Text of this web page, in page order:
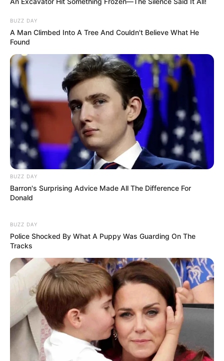
BUZZ DAY
A Man Climbed Into A Tree And Couldn't Believe What He
Found
BUZZ DAY
Barron's Surprising Advice Made All The Difference For
Donald
BUZZ DAY
Police Shocked By What A Puppy Was Guarding On The
Tracks